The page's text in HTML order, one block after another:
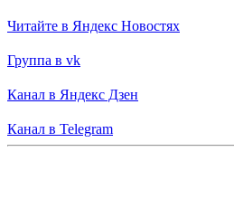
Читайте в Яндекс Новостях
Группа в vk
Канал в Яндекс Дзен
Канал в Telegram